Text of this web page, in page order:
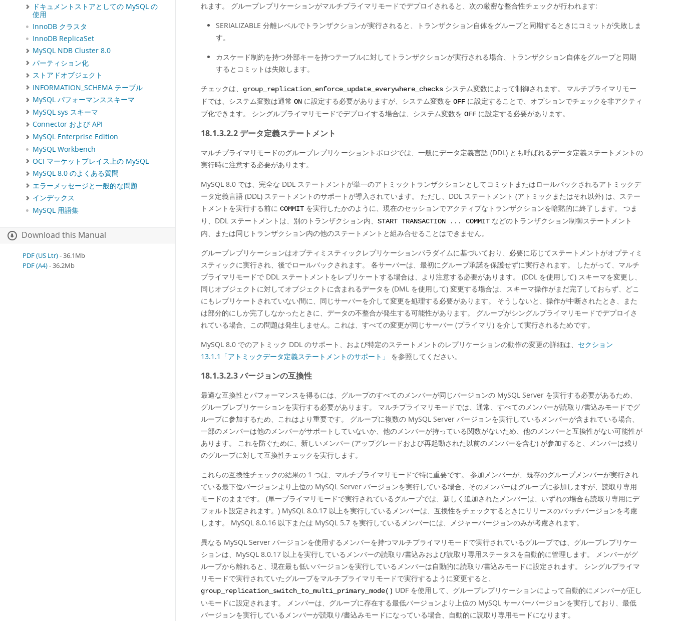
ドキュメントストアとしての MySQL の
使用
InnoDB クラスタ
InnoDB ReplicaSet
MySQL NDB Cluster 8.0
パーティション化
ストアドオブジェクト
INFORMATION_SCHEMA テーブル
MySQL パフォーマンススキーマ
MySQL sys スキーマ
Connector および API
MySQL Enterprise Edition
MySQL Workbench
OCI マーケットプレイス上の MySQL
MySQL 8.0 のよくある質問
エラーメッセージと一般的な問題
インデックス
MySQL 用語集
Download this Manual
PDF (US Ltr)- 36.1Mb
PDF (A4)- 36.2Mb
れます。 グループレプリケーションがマルチプライマリモードでデプロイされると、次の厳密な整合性チェックが行われます:
SERIALIZABLE 分離レベルでトランザクションが実行されると、トランザクション自体をグループと同期するときにコミットが失敗しま
す。
カスケード制約を持つ外部キーを持つテーブルに対してトランザクションが実行される場合、トランザクション自体をグループと同期
するとコミットは失敗します。
チェックは、 group_replication_enforce_update_everywhere_checks システム変数によって制御されます。 マルチプライマリモー
ドでは、システム変数は通常 ON に設定する必要がありますが、システム変数を OFF に設定することで、オプションでチェックを非アクティ
ブ化できます。 シングルプライマリモードでデプロイする場合は、システム変数を OFF に設定する必要があります。
18.1.3.2.2 データ定義ステートメント
マルチプライマリモードのグループレプリケーショントポロジでは、一般にデータ定義言語 (DDL) とも呼ばれるデータ定義ステートメントの
実行時に注意する必要があります。
MySQL 8.0 では、完全な DDL ステートメントが単一のアトミックトランザクションとしてコミットまたはロールバックされるアトミックデ
ータ定義言語 (DDL) ステートメントのサポートが導入されています。 ただし、DDL ステートメント (アトミックまたはそれ以外) は、ステー
トメントを実行する前に COMMIT を実行したかのように、現在のセッションでアクティブなトランザクションを暗黙的に終了します。 つま
り、DDL ステートメントは、別のトランザクション内、
START TRANSACTION ... COMMIT などのトランザクション制御ステートメント
内、または同じトランザクション内の他のステートメントと組み合せることはできません。
グループレプリケーションはオプティミスティックレプリケーションパラダイムに基づいており、必要に応じてステートメントがオプティミ
スティックに実行され、後でロールバックされます。 各サーバーは、最初にグループ承諾を保護せずに実行されます。 したがって、マルチ
プライマリモードで DDL ステートメントをレプリケートする場合は、より注意する必要があります。 (DDL を使用して) スキーマを変更し、
同じオブジェクトに対してオブジェクトに含まれるデータを (DML を使用して) 変更する場合は、スキーマ操作がまだ完了しておらず、どこ
にもレプリケートされていない間に、同じサーバーを介して変更を処理する必要があります。 そうしないと、操作が中断されたとき、また
は部分的にしか完了しなかったときに、データの不整合が発生する可能性があります。 グループがシングルプライマリモードでデプロイさ
れている場合、この問題は発生しません。これは、すべての変更が同じサーバー (プライマリ) を介して実行されるためです。
MySQL 8.0 でのアトミック DDL のサポート、および特定のステートメントのレプリケーションの動作の変更の詳細は、 セクション
13.1.1「アトミックデータ定義ステートメントのサポート」
を参照してください。
18.1.3.2.3 バージョンの互換性
最適な互換性とパフォーマンスを得るには、グループのすべてのメンバーが同じバージョンの MySQL Server を実行する必要があるため、
グループレプリケーションを実行する必要があります。 マルチプライマリモードでは、通常、すべてのメンバーが読取り/書込みモードでグ
ループに参加するため、これはより重要です。 グループに複数の MySQL Server バージョンを実行しているメンバーが含まれている場合、
一部のメンバーは他のメンバーがサポートしていないか、他のメンバーが持っている関数がないため、他のメンバーと互換性がない可能性が
あります。 これを防ぐために、新しいメンバー (アップグレードおよび再起動された以前のメンバーを含む) が参加すると、メンバーは残り
のグループに対して互換性チェックを実行します。
これらの互換性チェックの結果の 1 つは、マルチプライマリモードで特に重要です。 参加メンバーが、既存のグループメンバーが実行され
ている最下位バージョンより上位の MySQL Server バージョンを実行している場合、そのメンバーはグループに参加しますが、読取り専用
モードのままです。 (単一プライマリモードで実行されているグループでは、新しく追加されたメンバーは、いずれの場合も読取り専用にデ
フォルト設定されます。) MySQL 8.0.17 以上を実行しているメンバーは、互換性をチェックするときにリリースのパッチバージョンを考慮
します。 MySQL 8.0.16 以下または MySQL 5.7 を実行しているメンバーには、メジャーバージョンのみが考慮されます。
異なる MySQL Server バージョンを使用するメンバーを持つマルチプライマリモードで実行されているグループでは、グループレプリケー
ションは、MySQL 8.0.17 以上を実行しているメンバーの読取り/書込みおよび読取り専用ステータスを自動的に管理します。 メンバーがグ
ループから離れると、現在最も低いバージョンを実行しているメンバーは自動的に読取り/書込みモードに設定されます。 シングルプライマ
リモードで実行されていたグループをマルチプライマリモードで実行するように変更すると、
group_replication_switch_to_multi_primary_mode() UDF を使用して、グループレプリケーションによって自動的にメンバーが正し
いモードに設定されます。 メンバーは、グループに存在する最低バージョンより上位の MySQL サーバーバージョンを実行しており、最低
バージョンを実行しているメンバーが読取り/書込みモードになっている場合、自動的に読取り専用モードになります。